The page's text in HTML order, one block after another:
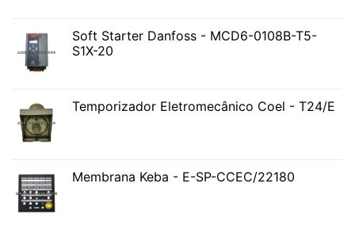
Soft Starter Danfoss - MCD6-0108B-T5-
S1X-20
Temporizador Eletromecânico Coel - T24/E
Membrana Keba - E-SP-CCEC/22180